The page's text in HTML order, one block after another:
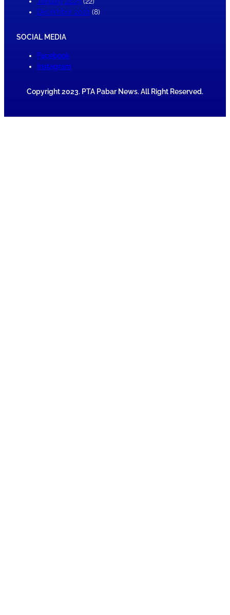
December 2022 (8)
SOCIAL MEDIA
Facebook
Instagram
Copyright 2023. PTA Pabar News. All Right Reserved.